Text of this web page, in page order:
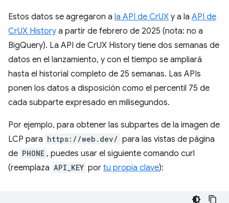
Estos datos se agregaron a la API de CrUX y a la API de
CrUX History a partir de febrero de 2025 (nota: no a
BigQuery). La API de CrUX History tiene dos semanas de
datos en el lanzamiento, y con el tiempo se ampliará
hasta el historial completo de 25 semanas. Las APIs
ponen los datos a disposición como el percentil 75 de
cada subparte expresado en milisegundos.
Por ejemplo, para obtener las subpartes de la imagen de
LCP para https://web.dev/ para las vistas de página
de PHONE , puedes usar el siguiente comando curl
(reemplaza API_KEY por tu propia clave):